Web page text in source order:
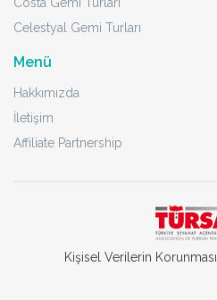
Celestyal Gemi Turları
Menü
Hakkımızda
İletişim
Affiliate Partnership
Kişisel Verilerin Korunması